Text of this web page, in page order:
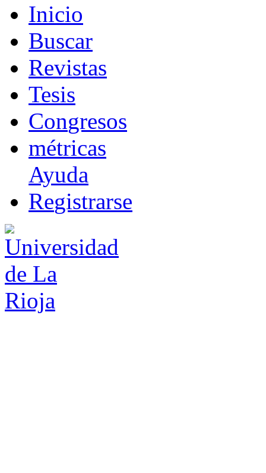
Inicio
Buscar
Revistas
Tesis
Congresos
métricas
Ayuda
Registrarse